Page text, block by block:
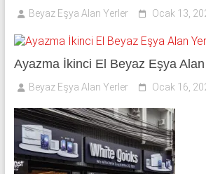
Beyaz Eşya Alan Yerler Ocak 13,
Ayazma İkinci El Beyaz Eşya
Beyaz Eşya Alan Yerler Ocak 16,